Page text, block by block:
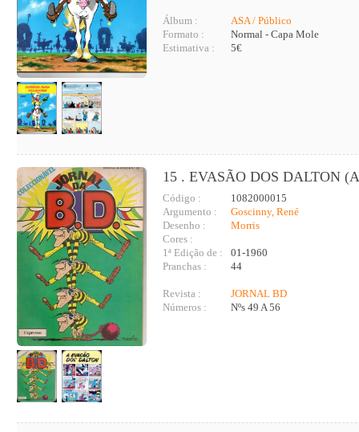
Álbum :
ASA / Público
Formato :
Normal - Capa Mole
Estimativa :
5€
15 . EVASÃO DOS DALTON
Código :
1082000015
Argumento :
Goscinny, René
Desenho :
Morris
Cores :
1ª Edição de :
01-1960
Pranchas :
44
Revista :
JORNAL BD
Números :
Nºs 49 A 56